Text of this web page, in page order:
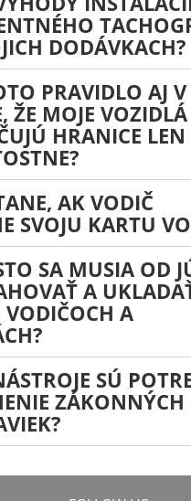
DODÁVKACH?
PRAVIDLO AJ V
ŽE MOJE VOZIDLÁ
HRANICE LEN
AK VODIČ
SVOJU KARTU
SA MUSIA OD
A
VODIČOCH A
SÚ
ZÁKONNÝCH